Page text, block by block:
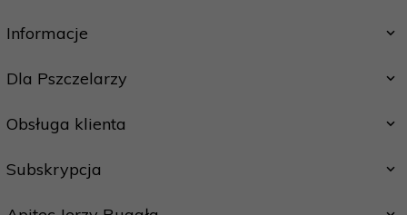
Informacje
Dla Pszczelarzy
Obsługa klienta
Subskrypcja